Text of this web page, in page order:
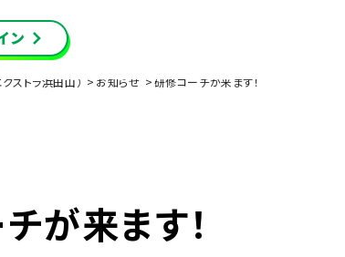
ストラ浜田山） お知らせ 研修コーチが来ます！
が来ます！